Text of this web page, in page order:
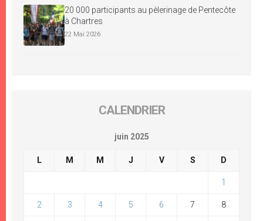
20 000 participants au pèlerinage de Pentecôte
à Chartres
22 Mai 2026
CALENDRIER
juin 2025
L M M J V S D
1
2 3 4 5 6 7 8